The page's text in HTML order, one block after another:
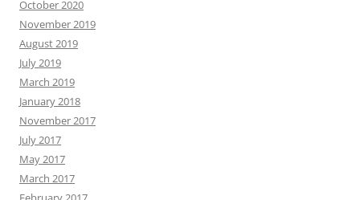
October 2020
November 2019
August 2019
July 2019
March 2019
January 2018
November 2017
July 2017
May 2017
March 2017